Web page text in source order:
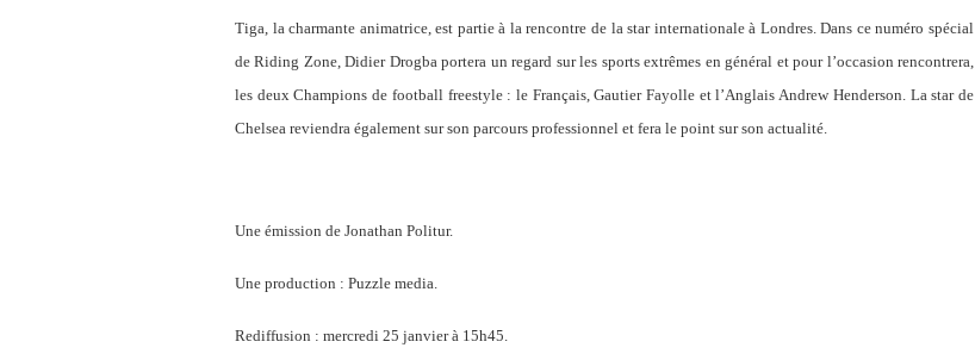
Tiga, la charmante animatrice, est partie à la rencontre de la star internationale à Londres. Dans ce numéro spécial
de Riding Zone, Didier Drogba portera un regard sur les sports extrêmes en général et pour l’occasion rencontrera,
les deux Champions de football freestyle : le Français, Gautier Fayolle et l’Anglais Andrew Henderson. La star de
Chelsea reviendra également sur son parcours professionnel et fera le point sur son actualité.
Une émission de Jonathan Politur.
Une production : Puzzle media.
Rediffusion : mercredi 25 janvier à 15h45.